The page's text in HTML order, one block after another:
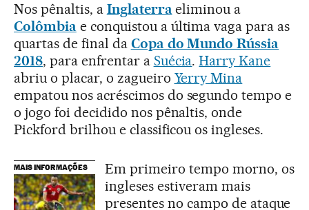
Nos pênaltis, a Inglaterra eliminou a
Colômbia e conquistou a última vaga para as
quartas de final da Copa do Mundo Rússia
2018, para enfrentar a Suécia.Harry Kane
abriu o placar, o zagueiro Yerry Mina
empatou nos acréscimos do segundo tempo e
o jogo foi decidido nos pênaltis, onde
Pickford brilhou e classificou os ingleses.
MAIS INFORMAÇÕES
Em primeiro tempo morno, os
ingleses estiveram mais
presentes no campo de ataque